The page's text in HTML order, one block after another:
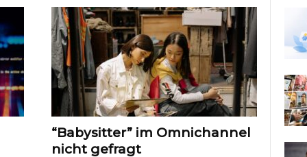
“Babysitter” im Omnichannel
nicht gefragt